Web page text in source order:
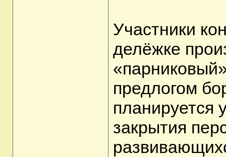
Участники
делёжке
предлогом
планируется
закрытия